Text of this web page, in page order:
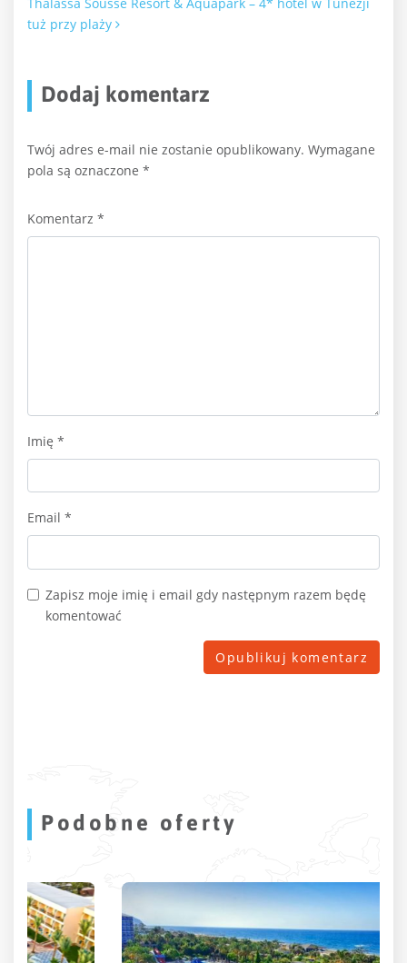
tuż przy plaży
Dodaj komentarz
Twój adres e-mail nie zostanie opublikowany. Wymagane
pola są oznaczone *
Komentarz *
Imię *
Email *
Zapisz moje imię i email gdy następnym razem będę
komentować
Podobne oferty